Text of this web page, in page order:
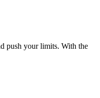
push your limits. With the